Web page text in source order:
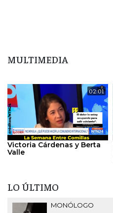
MULTIMEDIA
02:01
Victoria Cárdenas y Berta
Valle
LO ÚLTIMO
MONÓLOGO